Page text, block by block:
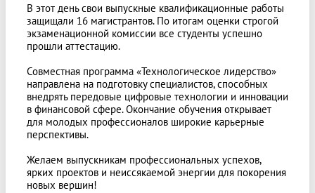
В этот день свои выпускные квалификационные работы
защищали 16 магистрантов. По итогам оценки строгой
экзаменационной комиссии все студенты успешно
прошли аттестацию.
Совместная программа «Технологическое лидерство»
направлена на подготовку специалистов, способных
внедрять передовые цифровые технологии и инновации
в финансовой сфере. Окончание обучения открывает
для молодых профессионалов широкие карьерные
перспективы.
Желаем выпускникам профессиональных успехов,
ярких проектов и неиссякаемой энергии для покорения
новых вершин!